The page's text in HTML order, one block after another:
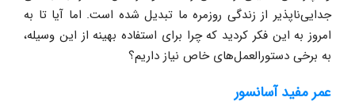
جدایی‌ناپذیر از زندگی روزمره ما تبدیل شده است. اما آیا تا به
امروز به این فکر کردید که چرا برای استفاده بهینه از این وسیله،
به برخی دستورالعمل‌های خاص نیاز داریم؟
عمر مفید آسانسور